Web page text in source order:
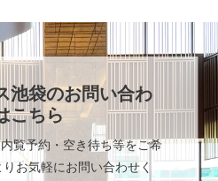
池袋のお問い合わ
こちら
覧予約・空き待ち等をご希
お気軽にお問い合わせく